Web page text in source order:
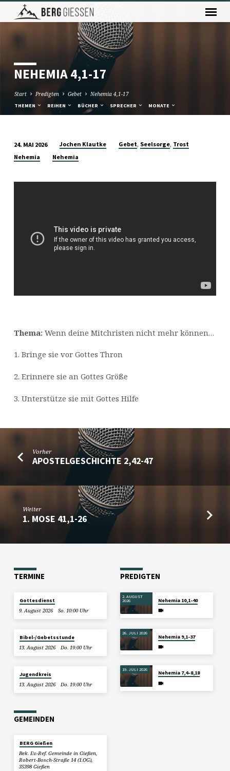
NEHEMIA 4,1-17
Start Predigten Gebet Nehemia 4,1-17
THEMEN REIHEN BÜCHER SPRECHER MONATE
NEHEMIA
17
24. MAI 2026 Jochen Klautke Gebet, Seelsorge, Trost
Nehemia
Nehemia
Thema:Wenn deine Mitchristen nicht mehr können…
1. Bringe sie vor Gottes Thron
2. Erinnere sie an Gottes Größe
3. Unterstütze sie mit Gottes Hilfe
Vorher
APOSTELGESCHICHTE 2,42-47
Weiter
1. MOSE 41,1-26
TERMINE
Gottesdienst
9. August 2026
So. 10:00 Uhr
Bibel-/Gebetsstunde
13. August 2026
Do. 19:00 Uhr
Jugendkreis
13. August 2026
Do. 19:00 Uhr
PREDIGTEN
2. AUGUST
2026 Nehemia 10,1-40
26. JULI 2026
Nehemia 9,1-37
19. JULI 2026
Nehemia 7,4–8,18
GEMEINDEN
BERG Gießen
Bek. Ev.-Ref. Gemeinde in Gießen,
Robert-Bosch-Straße 14 (1.OG),
35398 Gießen